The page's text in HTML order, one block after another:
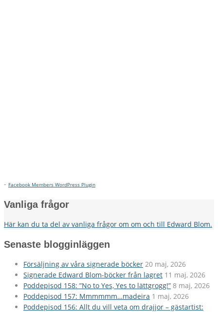
- Facebook Members WordPress Plugin
Vanliga frågor
Här kan du ta del av vanliga frågor om om och till Edward Blom.
Senaste blogginläggen
Försäljning av våra signerade böcker 20 maj, 2026
Signerade Edward Blom-böcker från lagret 11 maj, 2026
Poddepisod 158: ”No to Yes, Yes to lättgrogg!” 8 maj, 2026
Poddepisod 157: Mmmmmm…madeira 1 maj, 2026
Poddepisod 156: Allt du vill veta om drajjor – gästartist: